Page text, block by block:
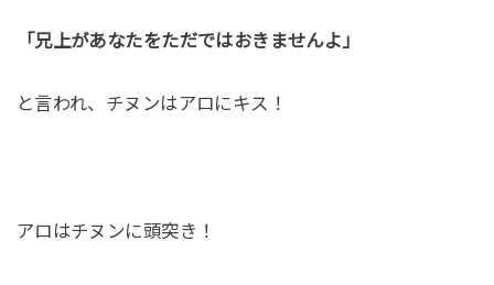
「兄上があなたをただではおきませんよ」
と言われ、チヌンはアロにキス！
アロはチヌンに頭突き！